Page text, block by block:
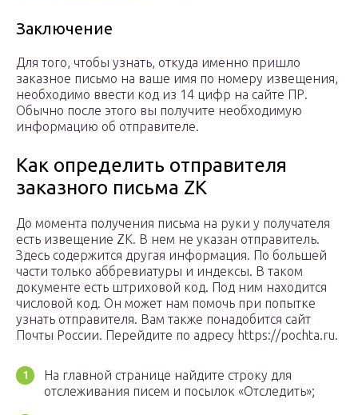
Заключение
Для того, чтобы узнать, откуда именно пришло
заказное письмо на ваше имя по номеру извещения,
необходимо ввести код из 14 цифр на сайте ПР.
Обычно после этого вы получите необходимую
информацию об отправителе.
Как определить отправителя
заказного письма ZK
До момента получения письма на руки у получателя
есть извещение ZK. В нем не указан отправитель.
Здесь содержится другая информация. По большей
части только аббревиатуры и индексы. В таком
документе есть штриховой код. Под ним находится
числовой код. Он может нам помочь при попытке
узнать отправителя. Вам также понадобится сайт
Почты России. Перейдите по адресу https://pochta.ru.
На главной странице найдите строку для
отслеживания писем и посылок «Отследить»;